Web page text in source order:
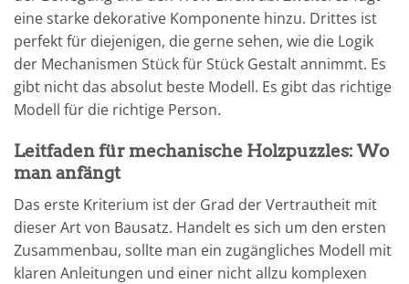
eine starke dekorative Komponente hinzu. Drittes ist
perfekt für diejenigen, die gerne sehen, wie die Logik
der Mechanismen Stück für Stück Gestalt annimmt. Es
gibt nicht das absolut beste Modell. Es gibt das richtige
Modell für die richtige Person.
Leitfaden für mechanische Holzpuzzles: Wo
man anfängt
Das erste Kriterium ist der Grad der Vertrautheit mit
dieser Art von Bausatz. Handelt es sich um den ersten
Zusammenbau, sollte man ein zugängliches Modell mit
klaren Anleitungen und einer nicht allzu komplexen